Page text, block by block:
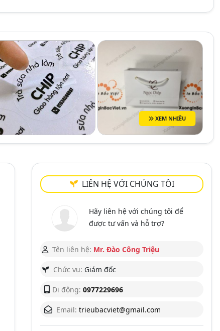
XEM NHIỀU
LIÊN HỆ VỚI CHÚNG TÔI
Hãy liên hệ với chúng tôi để
được tư vấn và hỗ trợ?
Tên liên hệ: Mr. Đào Công Triệu
Chức vụ: Giám đốc
Di động: 0977229696
Email: trieubacviet@gmail.com